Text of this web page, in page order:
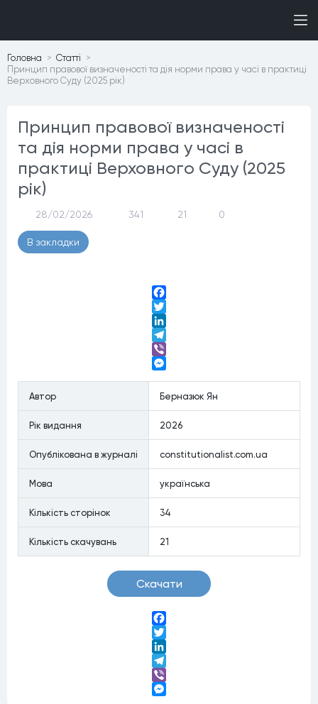
Головна
Статтi
Принцип правової визначеності та дія норми права у часі в практиці
Верховного Суду (2025 рік)
Принцип правової визначеності
та дія норми права у часі в
практиці Верховного Суду (2025
рік)
28/02/2026 341 21 0
В закладки
Facebook
Twitter
LinkedIn
Telegram
Viber
Автор
Берназюк Ян
Рiк видання 2026
Опублiкована в журналi constitutionalist.com.ua
Мова українська
Кiлькiсть сторiнок 34
Кiлькiсть скачувань 21
Скачати
Facebook
Twitter
LinkedIn
Telegram
Viber